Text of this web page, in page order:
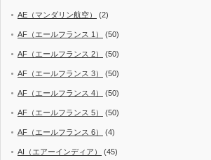
AE（マンダリン航空） (2)
AF（エールフランス 1） (50)
AF（エールフランス 2） (50)
AF（エールフランス 3） (50)
AF（エールフランス 4） (50)
AF（エールフランス 5） (50)
AF（エールフランス 6） (4)
AI（エアーインディア） (45)